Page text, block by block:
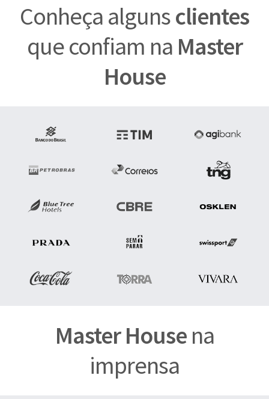
Conheça algunsclientes
que confiam na Master
House
Master Housena
imprensa